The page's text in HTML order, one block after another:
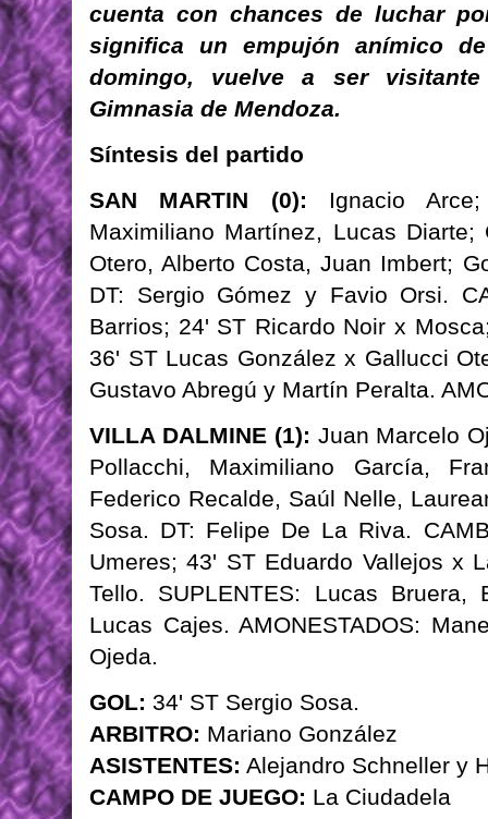
cuenta con chances de luchar
significa un empujón anímico
domingo, vuelve a ser
Gimnasia de Mendoza.
Síntesis del partido
SAN MARTIN (0): Ignacio
Maximiliano Martínez, Lucas
Otero, Alberto Costa, Juan Imbert;
DT: Sergio Gómez y Favio Orsi.
Barrios; 24' ST Ricardo Noir x
36' ST Lucas González x Gallucci
Gustavo Abregú y Martín Peralta.
VILLA DALMINE (1): Juan Marcelo
Pollacchi, Maximiliano García,
Federico Recalde, Saúl Nelle,
Sosa. DT: Felipe De La Riva.
Umeres; 43' ST Eduardo Vallejos x
Tello. SUPLENTES: Lucas
Lucas Cajes. AMONESTADOS:
Ojeda.
GOL: 34' ST Sergio Sosa.
ARBITRO: Mariano González
ASISTENTES: Alejandro Schneller y
CAMPO DE JUEGO: La Ciudadela